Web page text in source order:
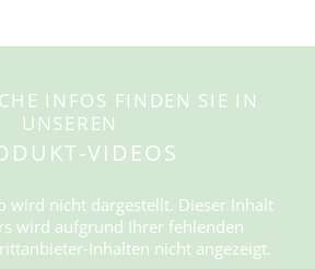
INFOS FINDEN SIE IN
UNSEREN
VIDEOS
wird nicht dargestellt. Dieser Inhalt
wird aufgrund Ihrer fehlenden
Inhalten nicht angezeigt.